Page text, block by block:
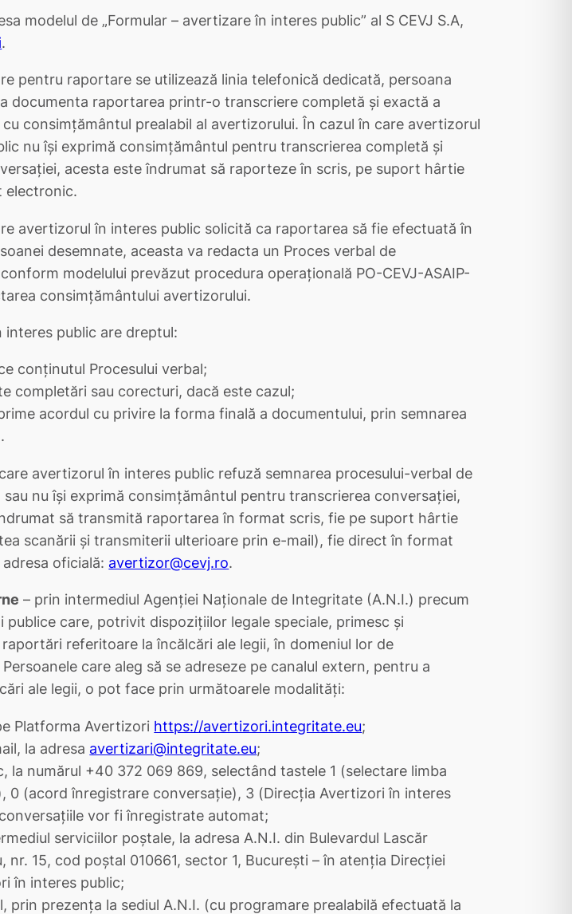
modelul de „Formular – avertizare în interes public” al S CEVJ S.A,
.
pentru raportare se utilizează linia telefonică dedicată, persoana
documenta raportarea printr-o transcriere completă şi exactă a
consimțământul prealabil al avertizorului. În cazul în care avertizorul
nu îşi exprimă consimţământul pentru transcrierea completă și
acesta este îndrumat să raporteze în scris, pe suport hârtie
electronic.
avertizorul în interes public solicită ca raportarea să fie efectuată în
desemnate, aceasta va redacta un Proces verbal de
modelului prevăzut procedura operațională PO-CEVJ-ASAIP-
consimțământului avertizorului.
interes public are dreptul:
conținutul Procesului verbal;
completări sau corecturi, dacă este cazul;
acordul cu privire la forma finală a documentului, prin semnarea
avertizorul în interes public refuză semnarea procesului-verbal de
sau nu își exprimă consimțământul pentru transcrierea conversației,
să transmită raportarea în format scris, fie pe suport hârtie
scanării și transmiterii ulterioare prin e-mail), fie direct în format
oficială: avertizor@cevj.ro.
– prin intermediul Agenției Naționale de Integritate (A.N.I.) precum
publice care, potrivit dispoziţiilor legale speciale, primesc și
referitoare la încălcări ale legii, în domeniul lor de
care aleg să se adreseze pe canalul extern, pentru a
ale legii, o pot face prin următoarele modalități:
Platforma Avertizori https://avertizori.integritate.eu;
la adresa avertizari@integritate.eu;
la numărul +40 372 069 869, selectând tastele 1 (selectare limba
0 (acord înregistrare conversație), 3 (Direcția Avertizori în interes
vor fi înregistrate automat;
serviciilor poștale, la adresa A.N.I. din Bulevardul Lascăr
nr. 15, cod poștal 010661, sector 1, București – în atenția Direcției
în interes public;
prin prezența la sediul A.N.I. (cu programare prealabilă efectuată la